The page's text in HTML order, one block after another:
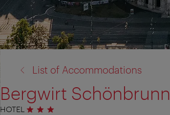
List of Accommodations
Bergwirt Schönbrunn
HOTEL 3 stele